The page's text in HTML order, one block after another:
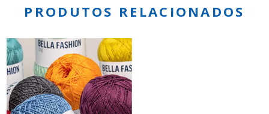
PRODUTOS RELACIONADOS